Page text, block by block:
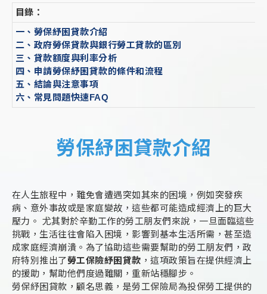
目錄：
一、勞保紓困貸款介紹
二、政府勞保貸款與銀行勞工貸款的區別
三、貸款額度與利率分析
四、申請勞保紓困貸款的條件和流程
五、結論與注意事項
六、常見問題快速FAQ
勞保紓困貸款介紹
在人生旅程中，難免會遭遇突如其來的困境，例如突發疾
病、意外事故或是家庭變故，這些都可能造成經濟上的巨大
壓力。 尤其對於辛勤工作的勞工朋友們來說，一旦面臨這些
挑戰，生活往往會陷入困境，影響到基本生活所需，甚至造
成家庭經濟崩潰。為了協助這些需要幫助的勞工朋友們，政
府特別推出了勞工保險紓困貸款 ，這項政策旨在提供經濟上
的援助，幫助他們度過難關，重新站穩腳步。
勞保紓困貸款，顧名思義，是勞工保險局為投保勞工提供的